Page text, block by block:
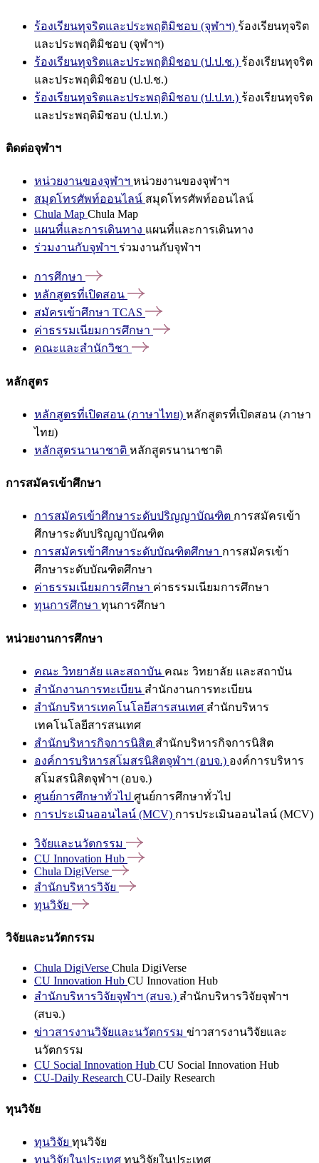
ร้องเรียนทุจริตและประพฤติมิชอบ (จุฬาฯ) ร้องเรียนทุจริต
และประพฤติมิชอบ (จุฬาฯ)
ร้องเรียนทุจริตและประพฤติมิชอบ (ป.ป.ช.) ร้องเรียนทุจริต
และประพฤติมิชอบ (ป.ป.ช.)
ร้องเรียนทุจริตและประพฤติมิชอบ (ป.ป.ท.) ร้องเรียนทุจริต
และประพฤติมิชอบ (ป.ป.ท.)
ติดต่อจุฬาฯ
หน่วยงานของจุฬาฯ หน่วยงานของจุฬาฯ
สมุดโทรศัพท์ออนไลน์ สมุดโทรศัพท์ออนไลน์
Chula Map Chula Map
แผนที่และการเดินทาง แผนที่และการเดินทาง
ร่วมงานกับจุฬาฯ ร่วมงานกับจุฬาฯ
การศึกษา
หลักสูตรที่เปิดสอน
สมัครเข้าศึกษา TCAS
ค่าธรรมเนียมการศึกษา
คณะและสำนักวิชา
หลักสูตร
หลักสูตรที่เปิดสอน (ภาษาไทย) หลักสูตรที่เปิดสอน (ภาษา
ไทย)
หลักสูตรนานาชาติ หลักสูตรนานาชาติ
การสมัครเข้าศึกษา
การสมัครเข้าศึกษาระดับปริญญาบัณฑิต การสมัครเข้า
ศึกษาระดับปริญญาบัณฑิต
การสมัครเข้าศึกษาระดับบัณฑิตศึกษา การสมัครเข้า
ศึกษาระดับบัณฑิตศึกษา
ค่าธรรมเนียมการศึกษา ค่าธรรมเนียมการศึกษา
ทุนการศึกษา ทุนการศึกษา
หน่วยงานการศึกษา
คณะ วิทยาลัย และสถาบัน คณะ วิทยาลัย และสถาบัน
สำนักงานการทะเบียน สำนักงานการทะเบียน
สำนักบริหารเทคโนโลยีสารสนเทศ สำนักบริหาร
เทคโนโลยีสารสนเทศ
สำนักบริหารกิจการนิสิต สำนักบริหารกิจการนิสิต
องค์การบริหารสโมสรนิสิตจุฬาฯ (อบจ.) องค์การบริหาร
สโมสรนิสิตจุฬาฯ (อบจ.)
ศูนย์การศึกษาทั่วไป ศูนย์การศึกษาทั่วไป
การประเมินออนไลน์ (MCV) การประเมินออนไลน์ (MCV)
วิจัยและนวัตกรรม
CU Innovation Hub
Chula DigiVerse
สำนักบริหารวิจัย
ทุนวิจัย
วิจัยและนวัตกรรม
Chula DigiVerse Chula DigiVerse
CU Innovation Hub CU Innovation Hub
สำนักบริหารวิจัยจุฬาฯ (สบจ.) สำนักบริหารวิจัยจุฬาฯ
(สบจ.)
ข่าวสารงานวิจัยและนวัตกรรม ข่าวสารงานวิจัยและ
นวัตกรรม
CU Social Innovation Hub CU Social Innovation Hub
CU-Daily Research CU-Daily Research
ทุนวิจัย
ทุนวิจัย ทุนวิจัย
ทุนวิจัยในประเทศ ทุนวิจัยในประเทศ